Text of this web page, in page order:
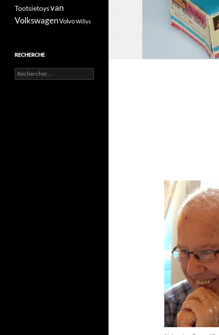
Tootsietoysvan
VolkswagenVolvoWillys
RECHERCHE
Rechercher :